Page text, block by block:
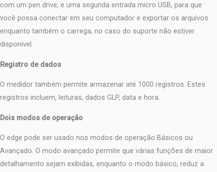
com um pen drive, e uma segunda entrada micro USB, para que
você possa conectar em seu computador e exportar os arquivos
enquanto também o carrega, no caso do suporte não estiver
disponível.
Registro de dados
O medidor também permite armazenar até 1000 registros. Estes
registros incluem, leituras, dados GLP, data e hora.
Dois modos de operação
O edge pode ser usado nos modos de operação Básicos ou
Avançado. O modo avançado permite que várias funções de maior
detalhamento sejam exibidas, enquanto o modo básico, reduz a